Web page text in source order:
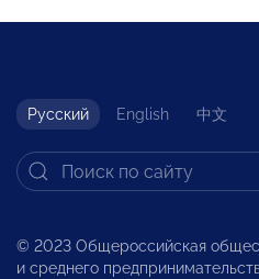
Русский English 中文
© 2023 Общероссийская
и среднего